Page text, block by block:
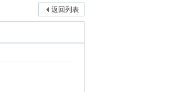
返回列表